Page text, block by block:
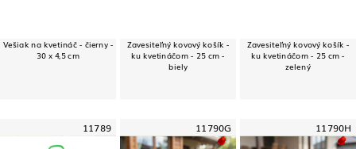
Vešiak na kvetináč - čierny -
30 x 4,5 cm
Zavesiteľný kovový košík -
ku kvetináčom - 25 cm -
biely
Zavesiteľný kovový košík -
ku kvetináčom - 25 cm -
zelený
11789 11790G 11790H